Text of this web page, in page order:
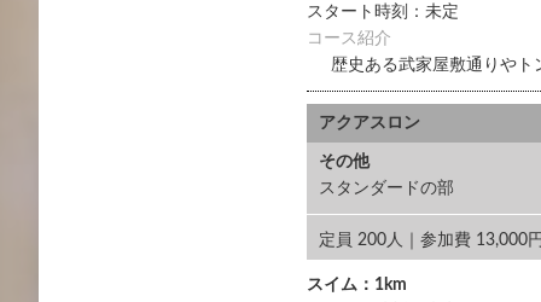
スタート時刻：未定
コース紹介
歴史ある武家屋敷通りやト
アクアスロン
その他
スタンダードの部
定員 200人｜参加費 13,000
スイム：1km